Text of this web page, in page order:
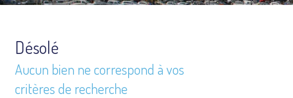
Désolé
Aucun bien ne correspond à vos
critères de recherche